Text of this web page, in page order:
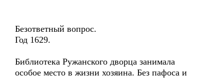
Безответный вопрос.
Год 1629.
Библиотека Ружанского дворца занимала
особое место в жизни хозяина. Без пафоса и